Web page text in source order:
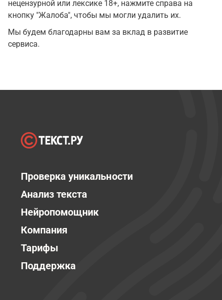
нецензурной или лексике 18+, нажмите справа на
кнопку "Жалоба", чтобы мы могли удалить их.
Мы будем благодарны вам за вклад в развитие
сервиса.
Проверка уникальности
Анализ текста
Нейропомощник
Компания
Тарифы
Поддержка